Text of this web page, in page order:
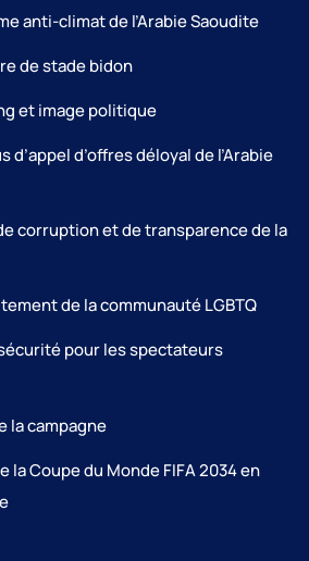
anti-climat de l’Arabie Saoudite
de stade bidon
et image politique
d’appel d’offres déloyal de l’Arabie
corruption et de transparence de la
de la communauté LGBTQ
pour les spectateurs
la campagne
la Coupe du Monde FIFA 2034 en